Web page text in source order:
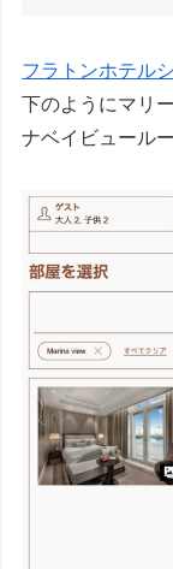
フラトンホテル
下のようにマリ
ナベイビュール